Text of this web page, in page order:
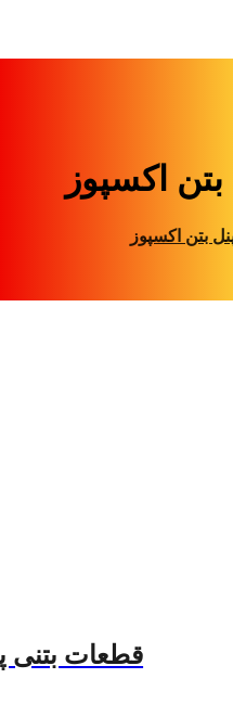
بتن اکسپوز
بتن اکسپوز
قطعات بتنی